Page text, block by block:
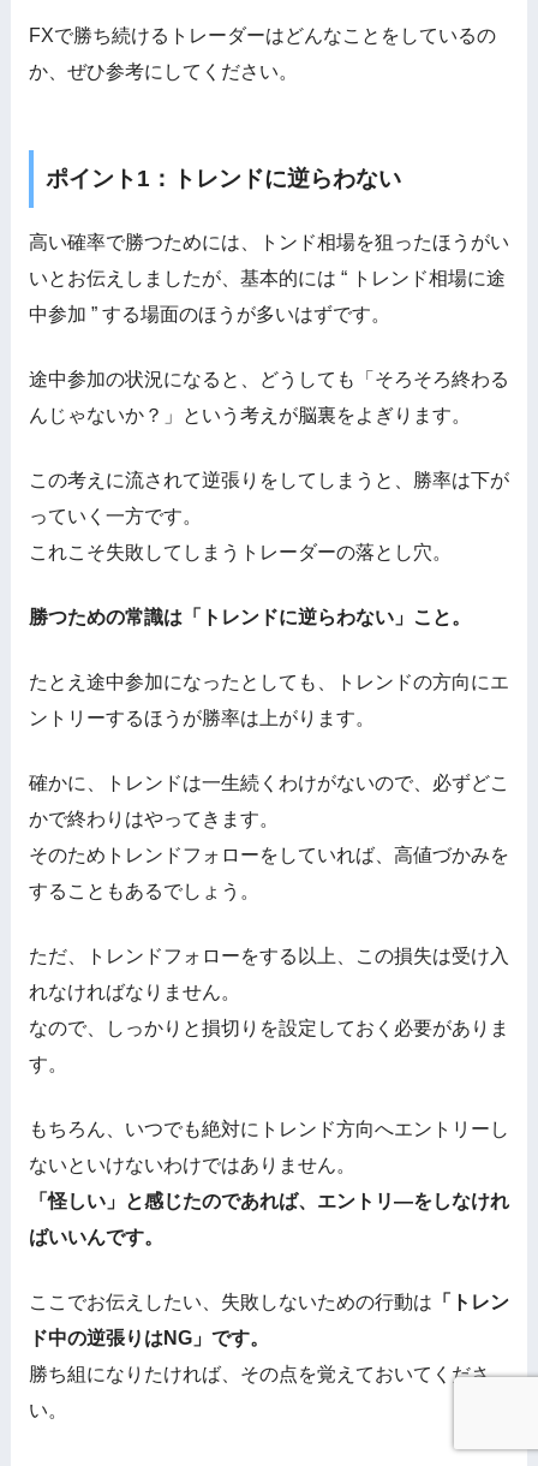
FXで勝ち続けるトレーダーはどんなことをしているの
か、ぜひ参考にしてください。
ポイント1：トレンドに逆らわない
高い確率で勝つためには、トンド相場を狙ったほうがい
いとお伝えしましたが、基本的には “ トレンド相場に途
中参加 ” する場面のほうが多いはずです。
途中参加の状況になると、どうしても「そろそろ終わる
んじゃないか？」という考えが脳裏をよぎります。
この考えに流されて逆張りをしてしまうと、勝率は下が
っていく一方です。
これこそ失敗してしまうトレーダーの落とし穴。
勝つための常識は「トレンドに逆らわない」こと。
たとえ途中参加になったとしても、トレンドの方向にエ
ントリーするほうが勝率は上がります。
確かに、トレンドは一生続くわけがないので、必ずどこ
かで終わりはやってきます。
そのためトレンドフォローをしていれば、高値づかみを
することもあるでしょう。
ただ、トレンドフォローをする以上、この損失は受け入
れなければなりません。
なので、しっかりと損切りを設定しておく必要がありま
す。
もちろん、いつでも絶対にトレンド方向へエントリーし
ないといけないわけではありません。
「怪しい」と感じたのであれば、エントリ―をしなけれ
ばいいんです。
ここでお伝えしたい、失敗しないための行動は 「トレン
ド中の逆張りはNG」です。
勝ち組になりたければ、その点を覚えておいてくださ
い。